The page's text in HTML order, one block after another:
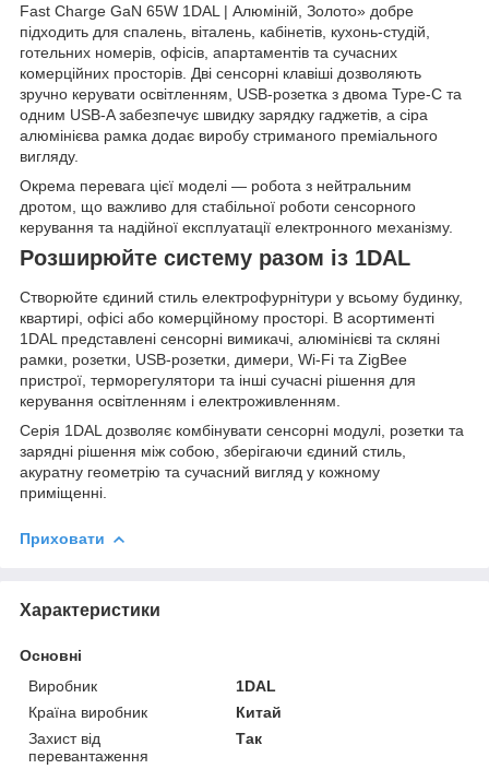
Fast Charge GaN 65W 1DAL | Алюміній, Золото» добре
підходить для спалень, віталень, кабінетів, кухонь-студій,
готельних номерів, офісів, апартаментів та сучасних
комерційних просторів. Дві сенсорні клавіші дозволяють
зручно керувати освітленням, USB-розетка з двома Type-C та
одним USB-A забезпечує швидку зарядку гаджетів, а сіра
алюмінієва рамка додає виробу стриманого преміального
вигляду.
Окрема перевага цієї моделі — робота з нейтральним
дротом, що важливо для стабільної роботи сенсорного
керування та надійної експлуатації електронного механізму.
Розширюйте систему разом із 1DAL
Створюйте єдиний стиль електрофурнітури у всьому будинку,
квартирі, офісі або комерційному просторі. В асортименті
1DAL представлені сенсорні вимикачі, алюмінієві та скляні
рамки, розетки, USB-розетки, димери, Wi-Fi та ZigBee
пристрої, терморегулятори та інші сучасні рішення для
керування освітленням і електроживленням.
Серія 1DAL дозволяє комбінувати сенсорні модулі, розетки та
зарядні рішення між собою, зберігаючи єдиний стиль,
акуратну геометрію та сучасний вигляд у кожному
приміщенні.
Приховати
Характеристики
Основні
Виробник
1DAL
Країна виробник
Китай
Захист від
перевантаження
Так